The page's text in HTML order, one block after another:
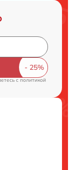
cполитикой